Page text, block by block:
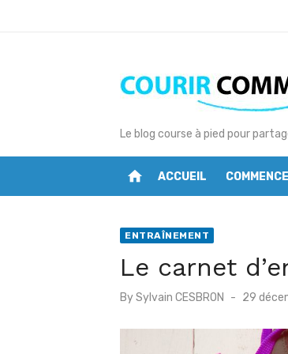
Le blog course à pied pour
home ACCUEIL
ENTRAÎNEMENT
Le carnet
BySylvain CESBRON
P
29